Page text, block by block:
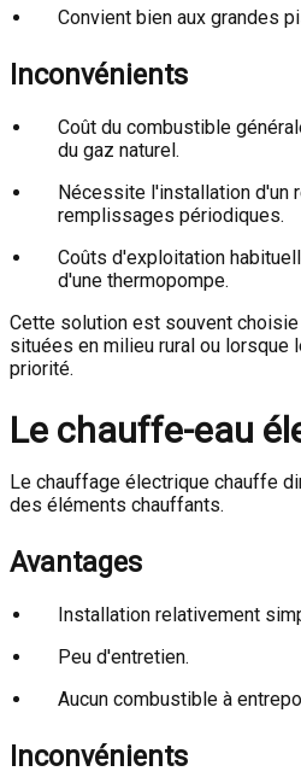
Convient bien aux grandes
Inconvénients
Coût du combustible
du gaz naturel.
Nécessite l'installation d'un
remplissages périodiques.
Coûts d'exploitation
d'une thermopompe.
Cette solution est souvent
situées en milieu rural ou lorsque
priorité.
Le chauffe-eau
Le chauffage électrique chauffe
des éléments chauffants.
Avantages
Installation relativement
Peu d'entretien.
Aucun combustible à
Inconvénients